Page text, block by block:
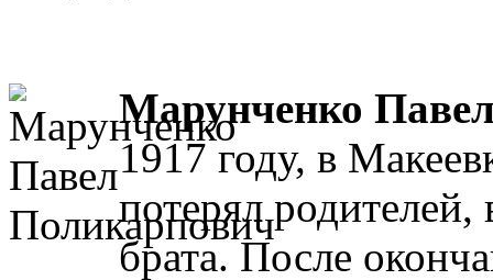
Марунченко
1917 году, в
потерял родителей,
брата. После